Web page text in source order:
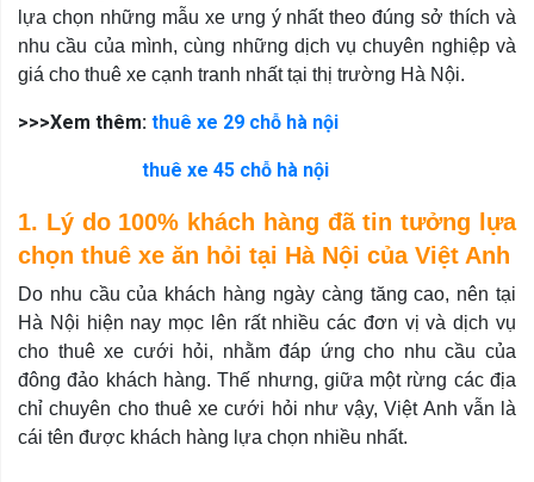
lựa chọn những mẫu xe ưng ý nhất theo đúng sở thích và
nhu cầu của mình, cùng những dịch vụ chuyên nghiệp và
giá cho thuê xe cạnh tranh nhất tại thị trường Hà Nội.
>>>Xem thêm: thuê xe 29 chỗ hà nội
thuê xe 45 chỗ hà nội
1. Lý do 100% khách hàng đã tin tưởng lựa
chọn thuê xe ăn hỏi tại Hà Nội của Việt Anh
Do nhu cầu của khách hàng ngày càng tăng cao, nên tại
Hà Nội hiện nay mọc lên rất nhiều các đơn vị và dịch vụ
cho thuê xe cưới hỏi, nhằm đáp ứng cho nhu cầu của
đông đảo khách hàng. Thế nhưng, giữa một rừng các địa
chỉ chuyên cho thuê xe cưới hỏi như vậy, Việt Anh vẫn là
cái tên được khách hàng lựa chọn nhiều nhất.